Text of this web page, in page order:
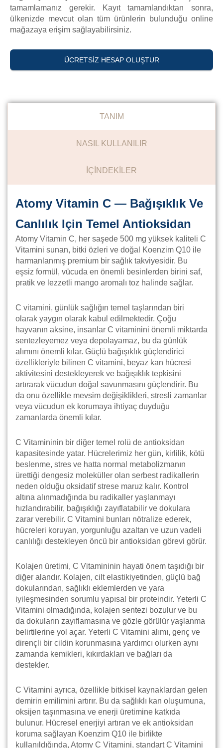
tamamlamanız gerekir. Kayıt tamamlandıktan sonra,
ülkenizde mevcut olan tüm ürünlerin bulunduğu online
mağazaya erişim sağlayabilirsiniz.
ÜCRETSIZ HESAP OLUŞTUR
TANIM
NASIL KULLANILIR
İÇİNDEKİLER
Atomy Vitamin C — Bağışıklık Ve
Canlılık Için Temel Antioksidan
Atomy Vitamin C, her saşede 500 mg yüksek kaliteli C
Vitamini sunan, bitki özleri ve doğal Koenzim Q10 ile
harmanlanmış premium bir sağlık takviyesidir. Bu
eşsiz formül, vücuda en önemli besinlerden birini saf,
pratik ve lezzetli mango aromalı toz halinde sağlar.
C vitamini, günlük sağlığın temel taşlarından biri
olarak yaygın olarak kabul edilmektedir. Çoğu
hayvanın aksine, insanlar C vitaminini önemli miktarda
sentezleyemez veya depolayamaz, bu da günlük
alımını önemli kılar. Güçlü bağışıklık güçlendirici
özellikleriyle bilinen C vitamini, beyaz kan hücresi
aktivitesini destekleyerek ve bağışıklık tepkisini
artırarak vücudun doğal savunmasını güçlendirir. Bu
da onu özellikle mevsim değişiklikleri, stresli zamanlar
veya vücudun ek korumaya ihtiyaç duyduğu
zamanlarda önemli kılar.
C Vitamininin bir diğer temel rolü de antioksidan
kapasitesinde yatar. Hücrelerimiz her gün, kirlilik, kötü
beslenme, stres ve hatta normal metabolizmanın
ürettiği dengesiz moleküller olan serbest radikallerin
neden olduğu oksidatif strese maruz kalır. Kontrol
altına alınmadığında bu radikaller yaşlanmayı
hızlandırabilir, bağışıklığı zayıflatabilir ve dokulara
zarar verebilir. C Vitamini bunları nötralize ederek,
hücreleri koruyan, yorgunluğu azaltan ve uzun vadeli
canlılığı destekleyen öncü bir antioksidan görevi görür.
Kolajen üretimi, C Vitamininin hayati önem taşıdığı bir
diğer alandır. Kolajen, cilt elastikiyetinden, güçlü bağ
dokularından, sağlıklı eklemlerden ve yara
iyileşmesinden sorumlu yapısal bir proteindir. Yeterli C
Vitamini olmadığında, kolajen sentezi bozulur ve bu
da dokuların zayıflamasına ve gözle görülür yaşlanma
belirtilerine yol açar. Yeterli C Vitamini alımı, genç ve
dirençli bir cildin korunmasına yardımcı olurken aynı
zamanda kemikleri, kıkırdakları ve bağları da
destekler.
C Vitamini ayrıca, özellikle bitkisel kaynaklardan gelen
demirin emilimini artırır. Bu da sağlıklı kan oluşumuna,
oksijen taşınmasına ve enerji üretimine katkıda
bulunur. Hücresel enerjiyi artıran ve ek antioksidan
koruma sağlayan Koenzim Q10 ile birlikte
kullanıldığında, Atomy C Vitamini, standart C Vitamini